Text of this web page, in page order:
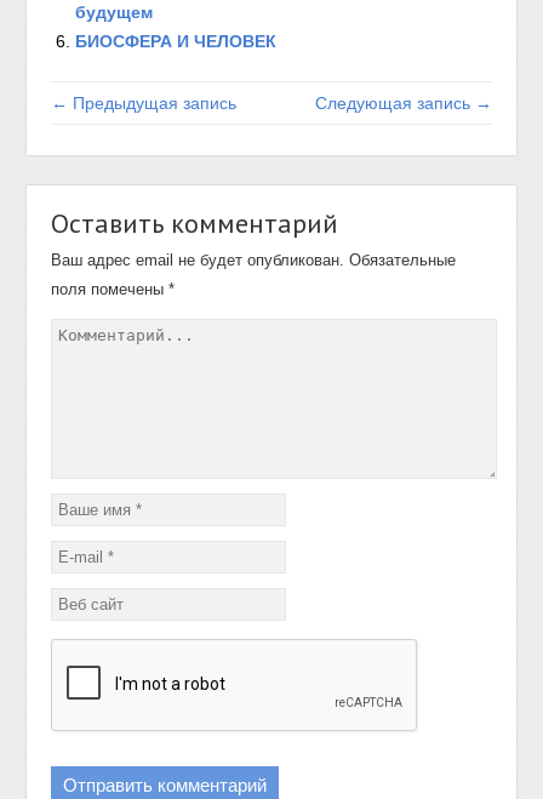
будущем
БИОСФЕРА И ЧЕЛОВЕК
← Предыдущая запись Следующая запись →
Оставить комментарий
Ваш адрес email не будет опубликован. Обязательные
поля помечены*